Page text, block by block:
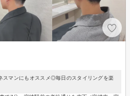
スマンにもオススメ◎毎日のスタイリングを楽